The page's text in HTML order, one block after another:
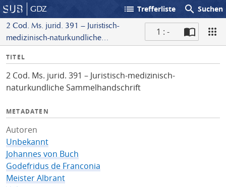
GDZ list Trefferliste search Suchen
2 Cod. Ms. jurid. 391 – Juristisch-
medizinisch-naturkundliche
1 : -
I
f
o
TITEL
2 Cod. Ms. jurid. 391 – Juristisch-medizinisch-
naturkundliche Sammelhandschrift
METADATEN
Autoren
Unbekannt
Johannes von Buch
Godefridus de Franconia
Meister Albrant